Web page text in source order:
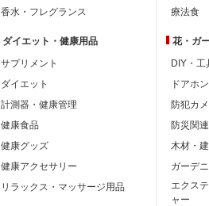
香水・フレグランス
ダイエット・ 健康用品
サプリメント
ダイエット
計測器・健康管理
健康食品
健康グッズ
健康アクセサリー
リラックス・マッサージ用品
療法食
花・ガ
DIY・工
ドアホ
防犯カ
防災関
木材・
ガーデ
エクス
ャー